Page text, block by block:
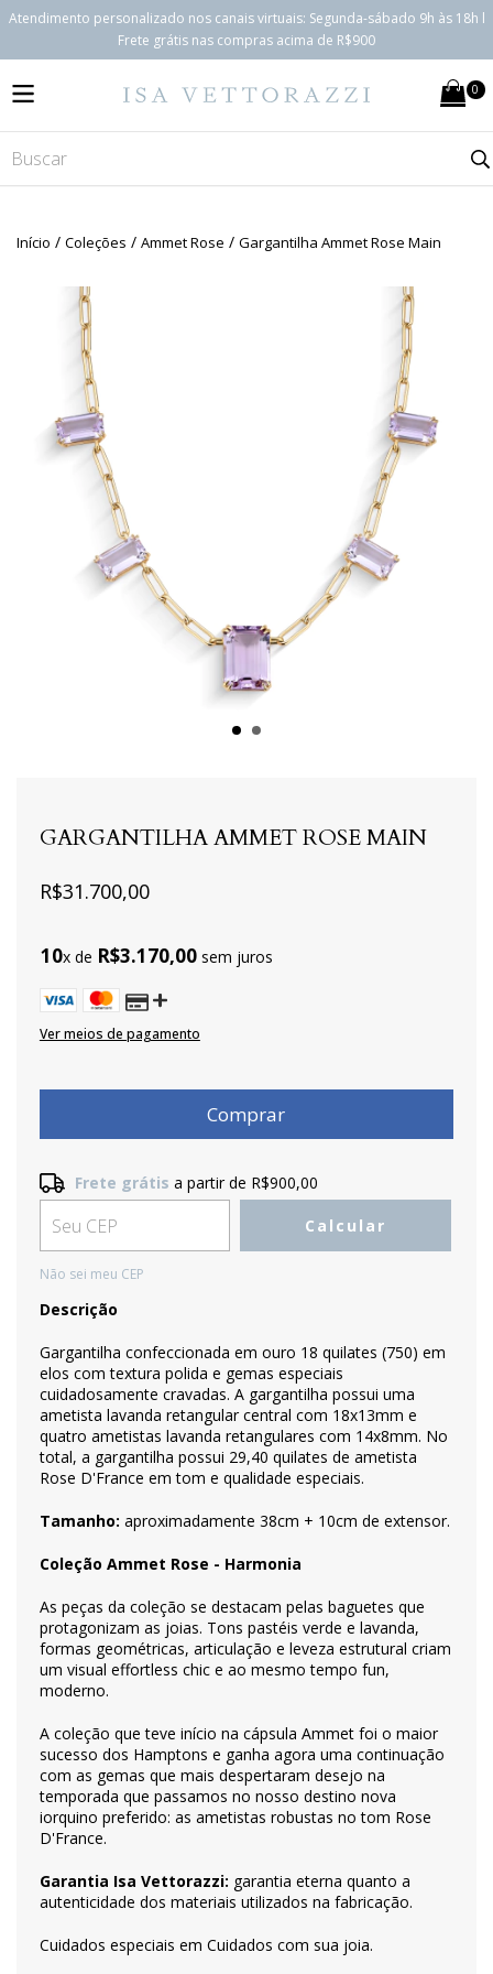
Atendimento personalizado nos canais virtuais: Segunda-sábado 9h às 18h l
Frete grátis nas compras acima de R$900
0
Início / Coleções / Ammet Rose / Gargantilha Ammet Rose Main
GARGANTILHA AMMET ROSE MAIN
R$31.700,00
10x de R$3.170,00sem juros
Ver meios de pagamento
Frete grátis R$900,00
Entregas para o CEP: Alterar CEP
Frete grátis a partir de R$900,00
Calcular
Não sei meu CEP
Descrição
Gargantilha confeccionada em ouro 18 quilates (750) em
elos com textura polida e gemas especiais
cuidadosamente cravadas. A gargantilha possui uma
ametista lavanda retangular central com 18x13mm e
quatro ametistas lavanda retangulares com 14x8mm. No
total, a gargantilha possui 29,40 quilates de ametista
Rose D'France em tom e qualidade especiais.
Tamanho: aproximadamente 38cm + 10cm de extensor.
Coleção Ammet Rose - Harmonia
As peças da coleção se destacam pelas baguetes que
protagonizam as joias. Tons pastéis verde e lavanda,
formas geométricas, articulação e leveza estrutural criam
um visual effortless chic e ao mesmo tempo fun,
moderno.
A coleção que teve início na cápsula Ammet foi o maior
sucesso dos Hamptons e ganha agora uma continuação
com as gemas que mais despertaram desejo na
temporada que passamos no nosso destino nova
iorquino preferido: as ametistas robustas no tom Rose
D'France.
Garantia Isa Vettorazzi: garantia eterna quanto a
autenticidade dos materiais utilizados na fabricação.
Cuidados especiais em Cuidados com sua joia.